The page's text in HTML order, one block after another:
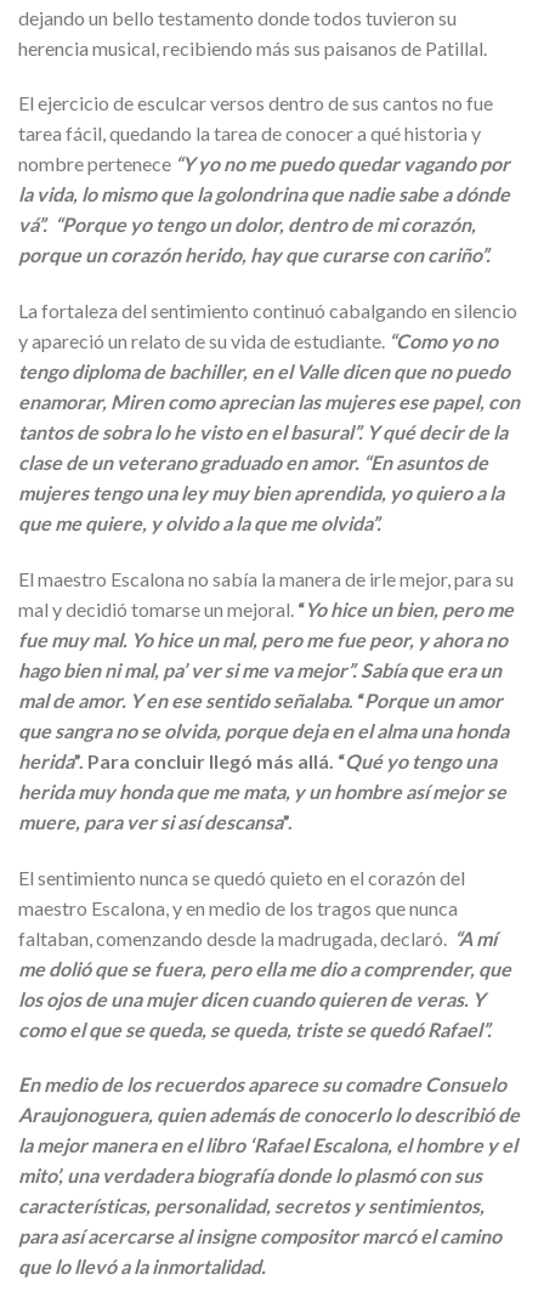
dejando un bello testamento donde todos tuvieron su
herencia musical, recibiendo más sus paisanos de Patillal.
El ejercicio de esculcar versos dentro de sus cantos no fue
tarea fácil, quedando la tarea de conocer a qué historia y
nombre pertenece “Y yo no me puedo quedar vagando por
la vida, lo mismo que la golondrina que nadie sabe a dónde
vá”. “Porque yo tengo un dolor, dentro de mi corazón,
porque un corazón herido, hay que curarse con cariño”.
La fortaleza del sentimiento continuó cabalgando en silencio
y apareció un relato de su vida de estudiante. “Como yo no
tengo diploma de bachiller, en el Valle dicen que no puedo
enamorar, Miren como aprecian las mujeres ese papel, con
tantos de sobra lo he visto en el basural”. Y qué decir de la
clase de un veterano graduado en amor. “En asuntos de
mujeres tengo una ley muy bien aprendida, yo quiero a la
que me quiere, y olvido a la que me olvida”.
El maestro Escalona no sabía la manera de irle mejor, para su
mal y decidió tomarse un mejoral. “Yo hice un bien, pero me
fue muy mal. Yo hice un mal, pero me fue peor, y ahora no
hago bien ni mal, pa’ ver si me va mejor”. Sabía que era un
mal de amor. Y en ese sentido señalaba. “Porque un amor
que sangra no se olvida, porque deja en el alma una honda
herida”. Para concluir llegó más allá. “Qué yo tengo una
herida muy honda que me mata, y un hombre así mejor se
muere, para ver si así descansa”.
El sentimiento nunca se quedó quieto en el corazón del
maestro Escalona, y en medio de los tragos que nunca
faltaban, comenzando desde la madrugada, declaró.
“A mí
me dolió que se fuera, pero ella me dio a comprender, que
los ojos de una mujer dicen cuando quieren de veras. Y
como el que se queda, se queda, triste se quedó Rafael”.
En medio de los recuerdos aparece su comadre Consuelo
Araujonoguera, quien además de conocerlo lo describió de
la mejor manera en el libro ‘Rafael Escalona, el hombre y el
mito’, una verdadera biografía donde lo plasmó con sus
características, personalidad, secretos y sentimientos,
para así acercarse al insigne compositor marcó el camino
que lo llevó a la inmortalidad.